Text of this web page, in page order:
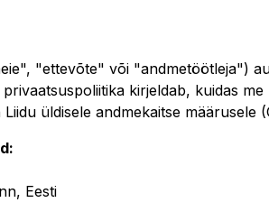
"ettevõte" või "andmetöötleja")
kirjeldab, kuidas
üldisele andmekaitse määrusele
Eesti